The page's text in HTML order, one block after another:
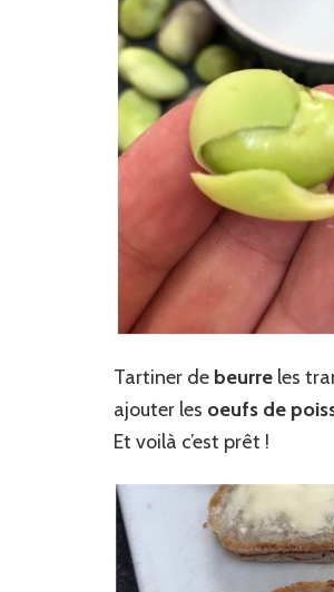
Tartiner de beurre les
ajouter les oeufs de
Et voilà c’est prêt !